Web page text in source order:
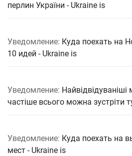
перлин України - Ukraine is
Уведомление: Куда поехать на
10 идей - Ukraine is
Уведомление:
частіше всього можна зустріти
Уведомление: Куда поехать на
мест - Ukraine is